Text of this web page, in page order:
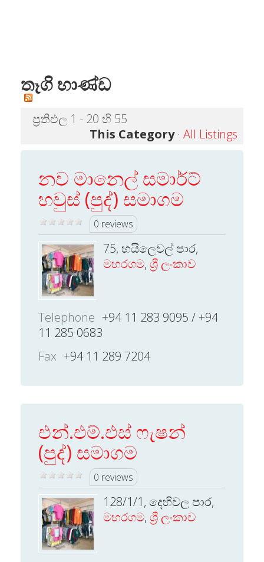
තෑගි භාණ්ඩ
ප්‍රතිඵල 1 - 20 හි 55
This Category· All Listings
නව මානෙල් සමාර්ට්
හවුස් (පුද්) සමාගම
0 reviews
75, හයිලෙවල් පාර,
මහරගම, ශ්‍රී ලංකාව
Telephone +94 11 283 9095 / +94
11 285 0683
Fax +94 11 289 7204
එන්.එම්.එස් ෆැෂන්
(පුද්) සමාගම
0 reviews
128/1/1, දෙහිවල පාර,
මහරගම, ශ්‍රී ලංකාව